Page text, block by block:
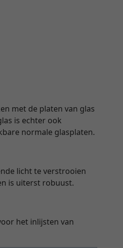
met de platen van glas
is echter ook
normale glasplaten.
licht te verstrooien
is uiterst robuust.
het inlijsten van